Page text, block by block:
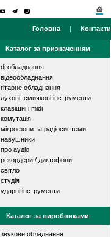
Головна | Контакти
Каталог за призначенням
dj обладнання
відеообладнання
гітарне обладнання
духові, смичкові інструменти
клавішні і midi
комутація
мікрофони та радіосистеми
навушники
про аудіо
рекордери / диктофони
світло
студія
ударні інструменти
Каталог за виробниками
звукове обладнання